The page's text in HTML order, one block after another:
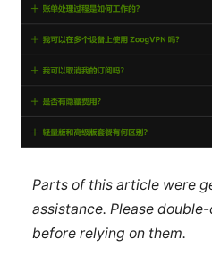
Parts of this article were
assistance. Please
before relying on them.